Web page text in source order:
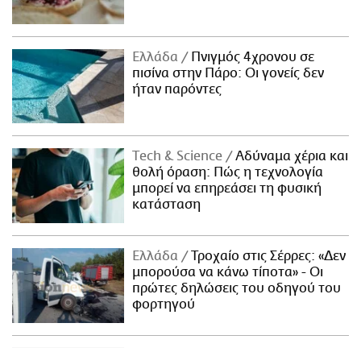
Ελλάδα
Πνιγμός 4χρονου σε
πισίνα στην Πάρο: Οι γονείς δεν
ήταν παρόντες
Τech & Science
Αδύναμα χέρια και
θολή όραση: Πώς η τεχνολογία
μπορεί να επηρεάσει τη φυσική
κατάσταση
Ελλάδα
Τροχαίο στις Σέρρες: «Δεν
μπορούσα να κάνω τίποτα» - Οι
πρώτες δηλώσεις του οδηγού του
φορτηγού